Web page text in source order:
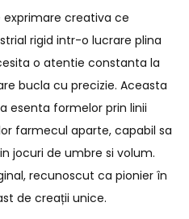
creativa ce
rigid intr-o lucrare plina
o atentie constanta la
bucla cu precizie. Aceasta
esenta formelor prin linii
farmecul aparte, capabil sa
jocuri de umbre si volum.
recunoscut ca pionier în
de creații unice.